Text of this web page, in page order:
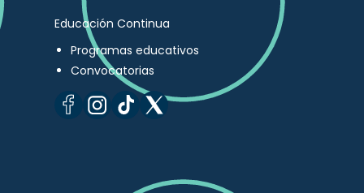
Educación Continua
Programas educativos
Convocatorias